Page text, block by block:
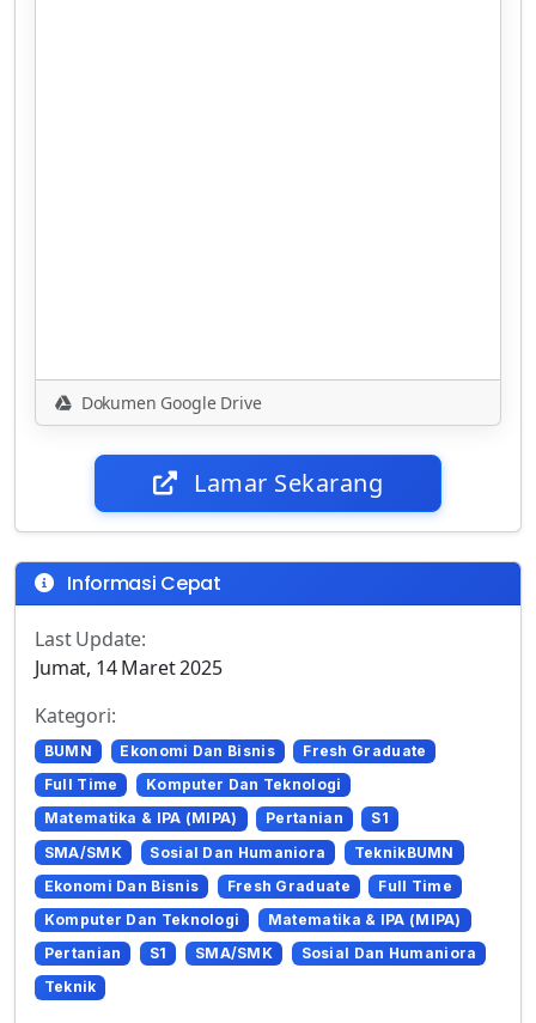
Dokumen Google Drive
Lamar Sekarang
Informasi Cepat
Last Update:
Jumat, 14 Maret 2025
Kategori:
BUMN Ekonomi Dan Bisnis
Fresh Graduate
Full Time
Komputer Dan Teknologi
Matematika & IPA (MIPA)
Pertanian
S1
SMA/SMK
Sosial Dan Humaniora
TeknikBUMN
Ekonomi Dan Bisnis
Fresh Graduate
Full Time
Komputer Dan Teknologi
Matematika & IPA (MIPA)
Pertanian
S1 SMA/SMK
Sosial Dan Humaniora
Teknik